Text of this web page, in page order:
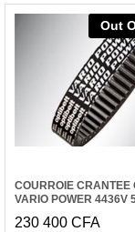
Out
COURROIE CRANTEE
VARIO POWER 4436V
230 400 CFA